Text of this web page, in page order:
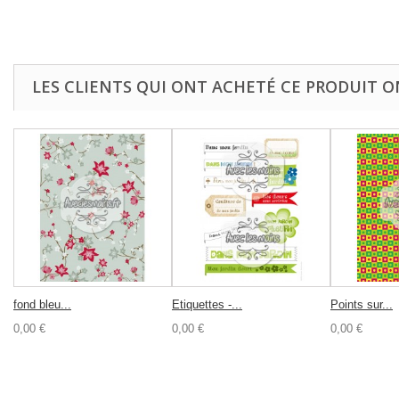
LES CLIENTS QUI ONT ACHETÉ CE PRODUIT
fond bleu...
0,00 €
Etiquettes -...
0,00 €
Points sur...
0,00 €